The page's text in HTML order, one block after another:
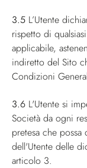
3.5 L’Utente
rispetto di
applicabile,
indiretto del Sito
Condizioni
3.6 L'Utente si
Società da ogni
pretesa che
dell'Utente delle
articolo 3.